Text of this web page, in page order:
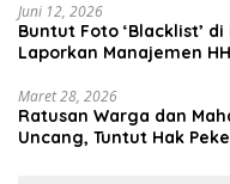
Juni 12, 2026
Buntut Foto ‘Blacklist’
Laporkan Manajemen
Maret 28, 2026
Ratusan Warga dan
Uncang, Tuntut Hak